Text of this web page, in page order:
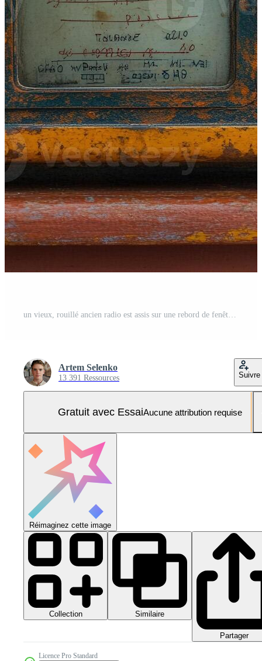
un vieux, rouillé ancien radio est assis sur une rebord de fenêtre avec un l'automne toile de fond. Photo Pro
Artem Selenko
13 391 Ressources Suivre
Gratuit avec EssaiAucune attribution requise
Réimaginez cette image
Collection Similaire
Partager
Licence Pro Standard